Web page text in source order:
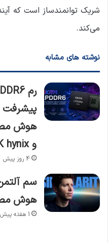
شریک توانمندساز است که
می‌کند.
نوشته های مشابه
هوش
و SK hynix
4 روز پیش
سم
هوش
1 هفته پیش